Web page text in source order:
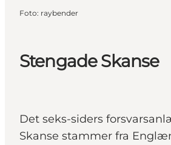
Stengade Skanse
Det seks-siders
Skanse stammer fra
Foto: raybender